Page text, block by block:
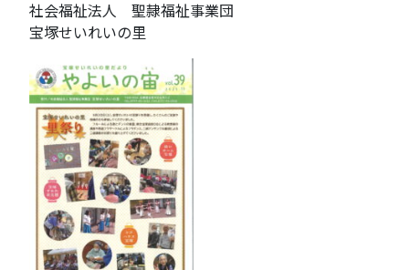
社会福祉法人 聖隷福祉事業団
宝塚せいれいの里